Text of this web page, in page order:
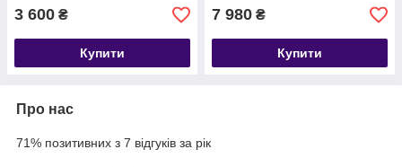
3 600 ₴
Купити
7 980 ₴
Купити
Про нас
71% позитивних з 7 відгуків за рік